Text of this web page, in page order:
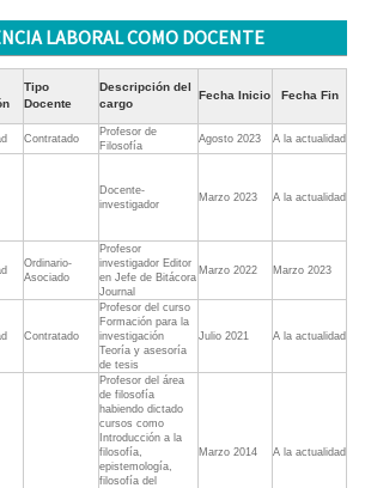
LABORAL COMO DOCENTE
Tipo
Docente
Descripción del
cargo
Fecha Inicio Fecha Fin
Contratado
Profesor de
Filosofía
Agosto 2023
A la actualidad
Docente-
investigador
Marzo 2023 A la actualidad
Ordinario-
Asociado
Profesor
investigador Editor
en Jefe de Bitácora
Journal
Marzo 2022 Marzo 2023
Contratado
Profesor del curso
Formación para la
investigación
Teoría y asesoría
de tesis
Julio 2021 A la actualidad
Profesor del área
de filosofía
habiendo dictado
cursos como
Introducción a la
filosofía,
epistemología,
filosofía del
Marzo 2014 A la actualidad